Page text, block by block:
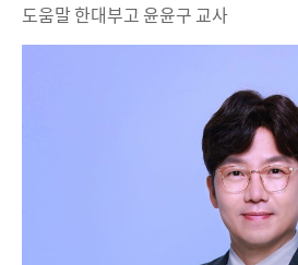
도움말 한대부고 윤윤구 교사